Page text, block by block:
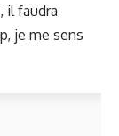
il faudra
je me sens